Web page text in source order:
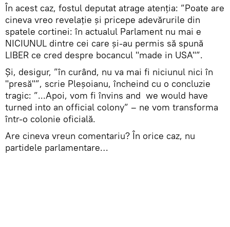
În acest caz, fostul deputat atrage atenția: ”Poate are
cineva vreo revelație și pricepe adevărurile din
spatele cortinei: în actualul Parlament nu mai e
NICIUNUL dintre cei care și-au permis să spună
LIBER ce cred despre bocancul "made in USA"”.
Și, desigur, ”în curând, nu va mai fi niciunul nici în
"presă"”, scrie Pleșoianu, încheind cu o concluzie
tragic: ”...Apoi, vom fi învins and we would have
turned into an official colony” – ne vom transforma
într-o colonie oficială.
Are cineva vreun comentariu? În orice caz, nu
partidele parlamentare…